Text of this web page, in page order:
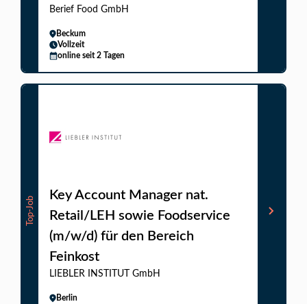
Berief Food GmbH
Beckum
Vollzeit
online seit 2 Tagen
Top-Job
Key Account Manager nat.
Retail/LEH sowie Foodservice
(m/w/d) für den Bereich
Feinkost
LIEBLER INSTITUT GmbH
Berlin